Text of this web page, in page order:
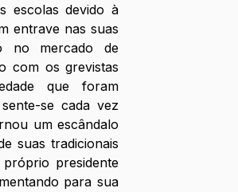
escolas devido à
entrave nas suas
no mercado de
com os grevistas
que foram
se cada vez
um escândalo
suas tradicionais
presidente
para sua